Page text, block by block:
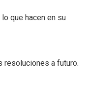
que hacen en su
resoluciones a futuro.